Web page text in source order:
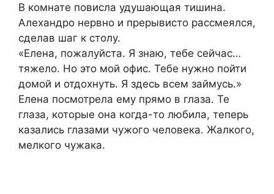
В комнате повисла удушающая тишина.
Алехандро нервно и прерывисто рассмеялся,
сделав шаг к столу.
«Елена, пожалуйста. Я знаю, тебе сейчас…
тяжело. Но это мой офис. Тебе нужно пойти
домой и отдохнуть. Я здесь всем займусь.»
Елена посмотрела ему прямо в глаза. Те
глаза, которые она когда-то любила, теперь
казались глазами чужого человека. Жалкого,
мелкого чужака.